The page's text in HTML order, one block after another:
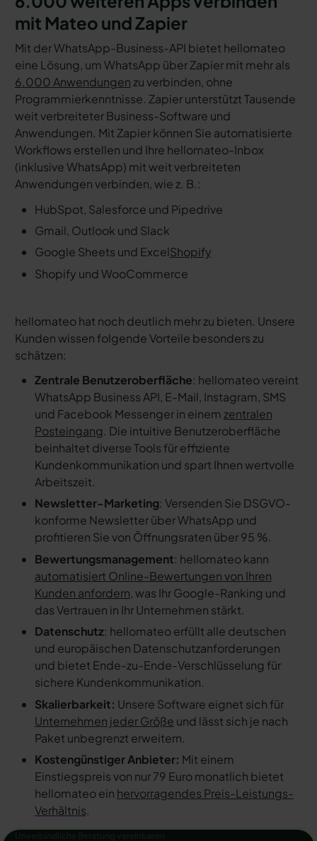
mit Mateo und Zapier
Mit der WhatsApp-Business-API bietet hellomateo
eine Lösung, um WhatsApp über Zapier mit mehr als
6.000 Anwendungenzu verbinden, ohne
Programmierkenntnisse. Zapier unterstützt Tausende
weit verbreiteter Business-Software und
Anwendungen. Mit Zapier können Sie automatisierte
Workflows erstellen und Ihre hellomateo-Inbox
(inklusive WhatsApp) mit weit verbreiteten
Anwendungen verbinden, wie z. B.:
HubSpot, Salesforce und Pipedrive
Gmail, Outlook und Slack
Google Sheets und ExcelShopify
Shopify und WooCommerce
hellomateo hat noch deutlich mehr zu bieten. Unsere
Kunden wissen folgende Vorteile besonders zu
schätzen:
Zentrale Benutzeroberfläche: hellomateo vereint
WhatsApp Business API, E-Mail, Instagram, SMS
und Facebook Messenger in einem zentralen
Posteingang. Die intuitive Benutzeroberfläche
beinhaltet diverse Tools für effiziente
Kundenkommunikation und spart Ihnen wertvolle
Arbeitszeit.
Newsletter-Marketing: Versenden Sie DSGVO-
konforme Newsletter über WhatsApp und
profitieren Sie von Öffnungsraten über 95 %.
Bewertungsmanagement: hellomateo kann
automatisiert Online-Bewertungen von Ihren
Kunden anfordern, was Ihr Google-Ranking und
das Vertrauen in Ihr Unternehmen stärkt.
Datenschutz: hellomateo erfüllt alle deutschen
und europäischen Datenschutzanforderungen
und bietet Ende-zu-Ende-Verschlüsselung für
sichere Kundenkommunikation.
Skalierbarkeit: Unsere Software eignet sich für
Unternehmen jeder Größe und lässt sich je nach
Paket unbegrenzt erweitern.
Kostengünstiger Anbieter: Mit einem
Einstiegspreis von nur 79 Euro monatlich bietet
hellomateo ein hervorragendes Preis-Leistungs-
Verhältnis.